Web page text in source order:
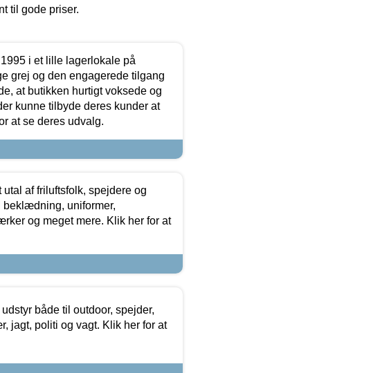
til gode priser.
i et lille lagerlokale på
grej og den engagerede tilgang
at butikken hurtigt voksede og
kunne tilbyde deres kunder at
at se deres udvalg.
af friluftsfolk, spejdere og
beklædning, uniformer,
og meget mere. Klik her for at
både til outdoor, spejder,
jagt, politi og vagt. Klik her for at